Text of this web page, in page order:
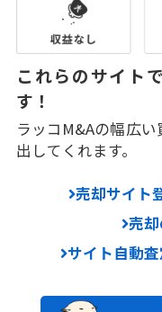
これらのサイト
す！
ラッコM&Aの幅広
出してくれます。
売却サイト
売
サイト自動査